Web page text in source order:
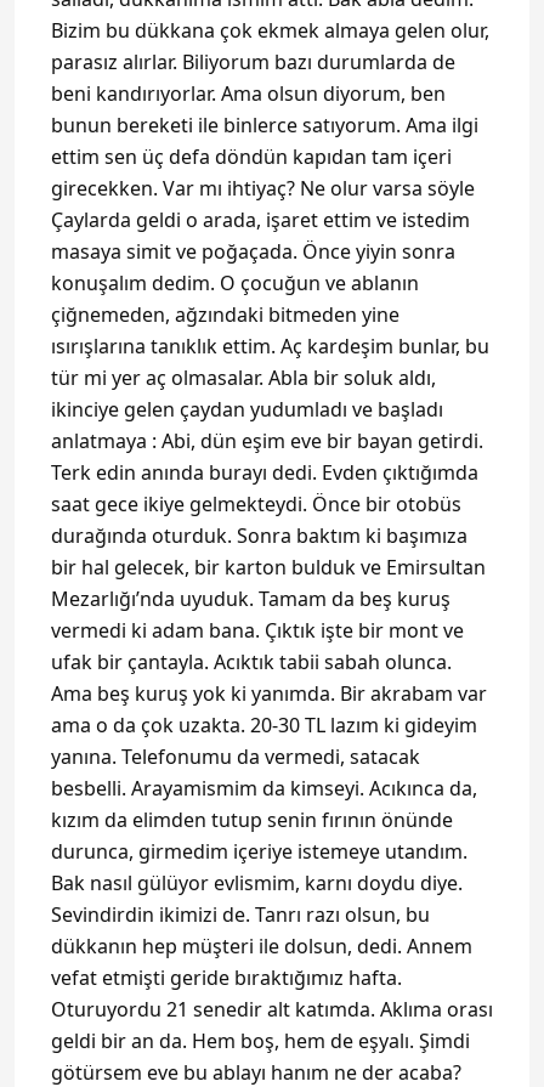
Bizim bu dükkana çok ekmek almaya gelen olur,
parasız alırlar. Biliyorum bazı durumlarda de
beni kandırıyorlar. Ama olsun diyorum, ben
bunun bereketi ile binlerce satıyorum. Ama ilgi
ettim sen üç defa döndün kapıdan tam içeri
girecekken. Var mı ihtiyaç? Ne olur varsa söyle
Çaylarda geldi o arada, işaret ettim ve istedim
masaya simit ve poğaçada. Önce yiyin sonra
konuşalım dedim. O çocuğun ve ablanın
çiğnemeden, ağzındaki bitmeden yine
ısırışlarına tanıklık ettim. Aç kardeşim bunlar, bu
tür mi yer aç olmasalar. Abla bir soluk aldı,
ikinciye gelen çaydan yudumladı ve başladı
anlatmaya : Abi, dün eşim eve bir bayan getirdi.
Terk edin anında burayı dedi. Evden çıktığımda
saat gece ikiye gelmekteydi. Önce bir otobüs
durağında oturduk. Sonra baktım ki başımıza
bir hal gelecek, bir karton bulduk ve Emirsultan
Mezarlığı’nda uyuduk. Tamam da beş kuruş
vermedi ki adam bana. Çıktık işte bir mont ve
ufak bir çantayla. Acıktık tabii sabah olunca.
Ama beş kuruş yok ki yanımda. Bir akrabam var
ama o da çok uzakta. 20-30 TL lazım ki gideyim
yanına. Telefonumu da vermedi, satacak
besbelli. Arayamismim da kimseyi. Acıkınca da,
kızım da elimden tutup senin fırının önünde
durunca, girmedim içeriye istemeye utandım.
Bak nasıl gülüyor evlismim, karnı doydu diye.
Sevindirdin ikimizi de. Tanrı razı olsun, bu
dükkanın hep müşteri ile dolsun, dedi. Annem
vefat etmişti geride bıraktığımız hafta.
Oturuyordu 21 senedir alt katımda. Aklıma orası
geldi bir an da. Hem boş, hem de eşyalı. Şimdi
götürsem eve bu ablayı hanım ne der acaba?